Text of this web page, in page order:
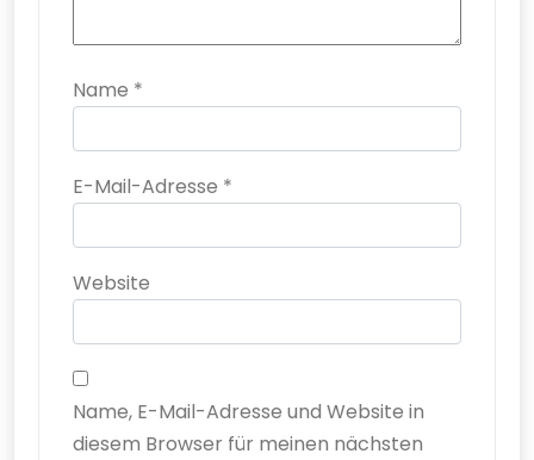
Name *
E-Mail-Adresse *
Website
Name, E-Mail-Adresse und Website in
diesem Browser für meinen nächsten